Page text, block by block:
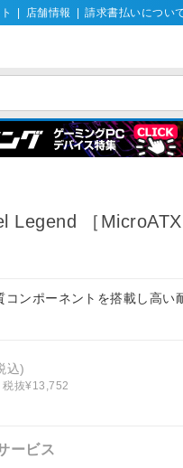
店舗情報 請求書払いについ
Legend ［
ンポーネントを搭載し高い
込)
税抜¥13,752
ービス